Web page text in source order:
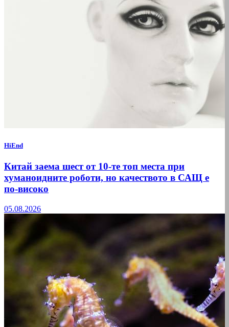
HiEnd
Китай заема шест от 10-те топ места при
хуманоидните роботи, но качеството в САЩ е
по-високо
05.08.2026